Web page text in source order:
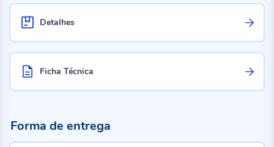
Detalhes
Ficha Técnica
Forma de entrega